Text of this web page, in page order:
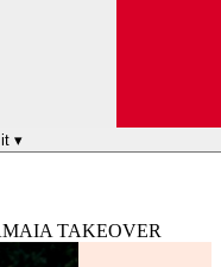
it ▾
TAKEOVER